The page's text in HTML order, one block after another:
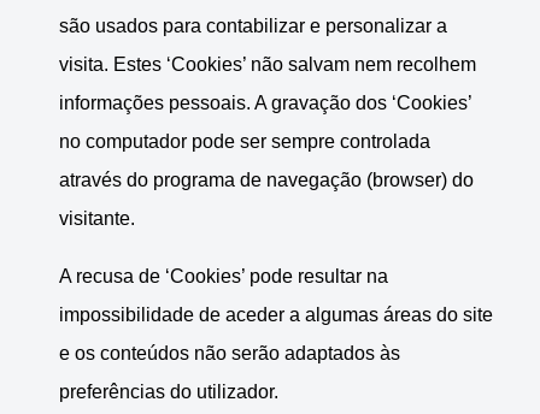
são usados para contabilizar e personalizar a
visita. Estes ‘Cookies’ não salvam nem recolhem
informações pessoais. A gravação dos ‘Cookies’
no computador pode ser sempre controlada
através do programa de navegação (browser) do
visitante.
A recusa de ‘Cookies’ pode resultar na
impossibilidade de aceder a algumas áreas do site
e os conteúdos não serão adaptados às
preferências do utilizador.